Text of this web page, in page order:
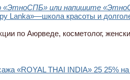
«ЭтноСПБ» или напишите
Lanka»—школа красоты и
по Аюрведе, косметолог,
«ROYAL THAI INDIA» 25 25%